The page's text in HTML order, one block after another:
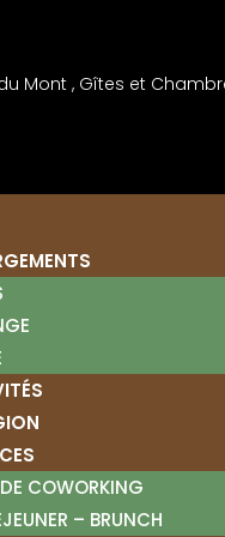
Mont , Gîtes et
COWORKING
– BRUNCH